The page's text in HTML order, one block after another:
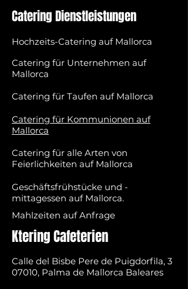
Catering Dienstleistungen
Hochzeits-Catering auf Mallorca
Catering für Unternehmen auf
Mallorca
Catering für Taufen auf Mallorca
Catering für Kommunionen auf
Mallorca
Catering für alle Arten von
Feierlichkeiten auf Mallorca
Geschäftsfrühstücke und -
mittagessen auf Mallorca.
Mahlzeiten auf Anfrage
Ktering Cafeterien
Calle del Bisbe Pere de Puigdorfila, 3
07010, Palma de Mallorca Baleares